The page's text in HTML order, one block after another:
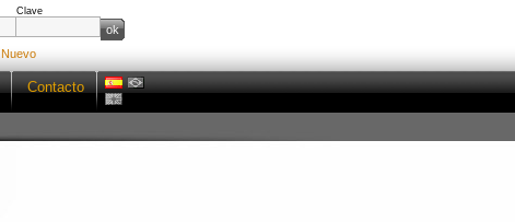
Clave
Nuevo
Contacto